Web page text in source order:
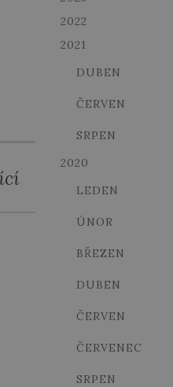
2022
2021
DUBEN
ČERVEN
SRPEN
2020
LEDEN
ÚNOR
BŘEZEN
DUBEN
ČERVEN
ČERVENEC
SRPEN